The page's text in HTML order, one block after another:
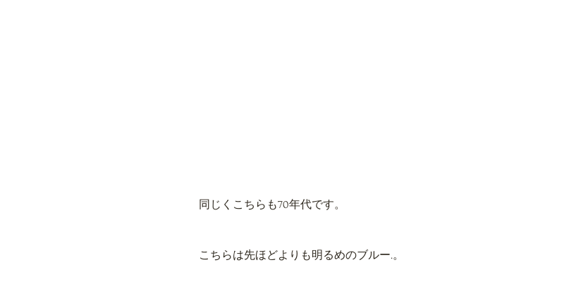
同じくこちらも70年代です。
こちらは先ほどよりも明るめのブルー.。